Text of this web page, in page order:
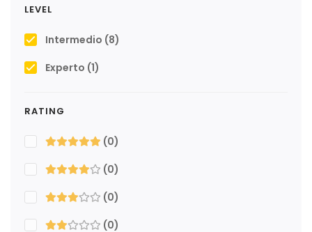
LEVEL
Intermedio (8)
Experto (1)
RATING
(0)
(0)
(0)
(0)